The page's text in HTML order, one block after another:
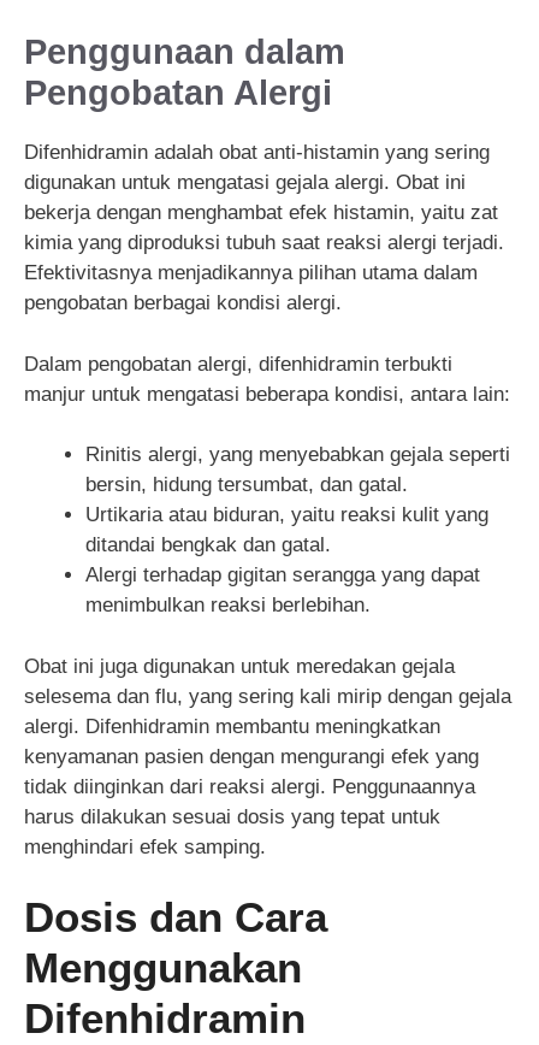
Penggunaan dalam
Pengobatan Alergi
Difenhidramin adalah obat anti-histamin yang sering
digunakan untuk mengatasi gejala alergi. Obat ini
bekerja dengan menghambat efek histamin, yaitu zat
kimia yang diproduksi tubuh saat reaksi alergi terjadi.
Efektivitasnya menjadikannya pilihan utama dalam
pengobatan berbagai kondisi alergi.
Dalam pengobatan alergi, difenhidramin terbukti
manjur untuk mengatasi beberapa kondisi, antara lain:
Rinitis alergi, yang menyebabkan gejala seperti
bersin, hidung tersumbat, dan gatal.
Urtikaria atau biduran, yaitu reaksi kulit yang
ditandai bengkak dan gatal.
Alergi terhadap gigitan serangga yang dapat
menimbulkan reaksi berlebihan.
Obat ini juga digunakan untuk meredakan gejala
selesema dan flu, yang sering kali mirip dengan gejala
alergi. Difenhidramin membantu meningkatkan
kenyamanan pasien dengan mengurangi efek yang
tidak diinginkan dari reaksi alergi. Penggunaannya
harus dilakukan sesuai dosis yang tepat untuk
menghindari efek samping.
Dosis dan Cara
Menggunakan
Difenhidramin